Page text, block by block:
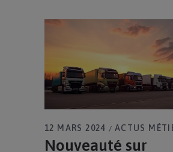
12 MARS 2024 ACTUS
Nouveauté sur